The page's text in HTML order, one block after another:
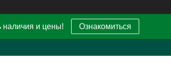
наличия и цены! Ознакомиться